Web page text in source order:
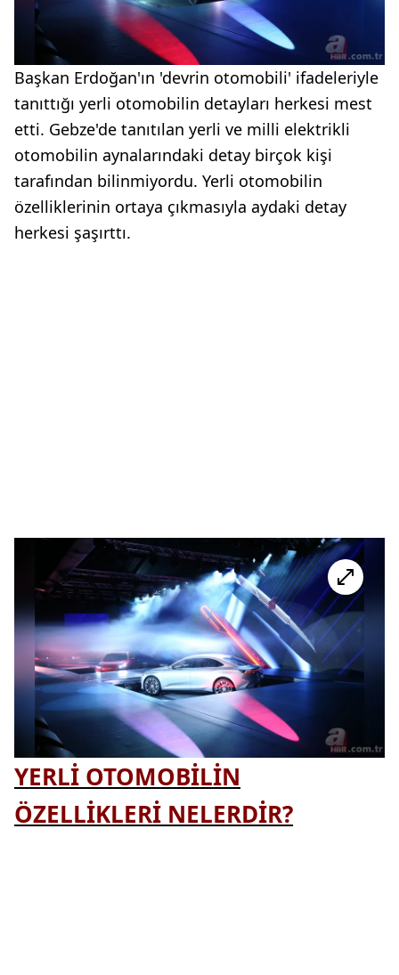
Başkan Erdoğan'ın 'devrin otomobili' ifadeleriyle
tanıttığı yerli otomobilin detayları herkesi mest
etti. Gebze'de tanıtılan yerli ve milli elektrikli
otomobilin aynalarındaki detay birçok kişi
tarafından bilinmiyordu. Yerli otomobilin
özelliklerinin ortaya çıkmasıyla aydaki detay
herkesi şaşırttı.
YERLİ OTOMOBİLİN
ÖZELLİKLERİ NELERDİR?